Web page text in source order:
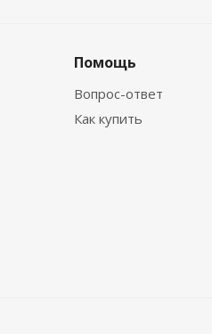
Помощь
Вопрос-ответ
Как купить